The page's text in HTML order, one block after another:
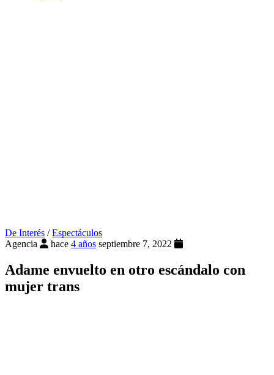
De Interés /Espectáculos
Agencia
hace 4 años septiembre 7, 2022
Adame envuelto en otro escándalo con
mujer trans